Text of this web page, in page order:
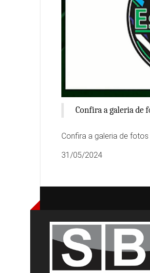
Confira a galeria de
Confira a galeria de
31/05/2024